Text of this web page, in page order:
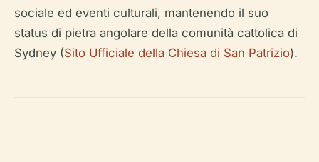
sociale ed eventi culturali, mantenendo il suo
status di pietra angolare della comunità cattolica di
Sydney (Sito Ufficiale della Chiesa di San Patrizio).